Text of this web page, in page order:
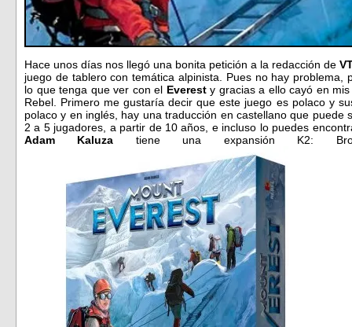
Hace unos días nos llegó una bonita petición a la redacción de
juego de tablero con temática alpinista. Pues no hay problema,
lo que tenga que ver con el Everesty gracias a ello cayó en
Rebel. Primero me gustaría decir que este juego es polaco y
polaco y en inglés, hay una traducción en castellano que puede
2 a 5 jugadores, a partir de 10 años, e incluso lo puedes
Adam Kaluza tiene una expansión K2: